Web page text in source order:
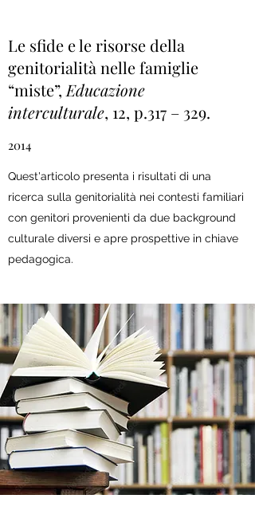
Le sfide e le risorse della
genitorialità nelle famiglie
“miste”, Educazione
interculturale, 12, p.317 – 329.
2014
Quest'articolo presenta i risultati di una
ricerca sulla genitorialità nei contesti familiari
con genitori provenienti da due background
culturale diversi e apre prospettive in chiave
pedagogica.